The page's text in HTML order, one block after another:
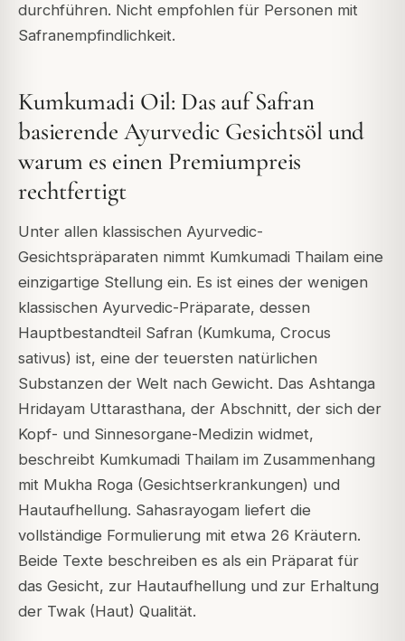
durchführen. Nicht empfohlen für Personen mit
Safranempfindlichkeit.
Kumkumadi Oil: Das auf Safran
basierende Ayurvedic Gesichtsöl und
warum es einen Premiumpreis
rechtfertigt
Unter allen klassischen Ayurvedic-
Gesichtspräparaten nimmt Kumkumadi Thailam eine
einzigartige Stellung ein. Es ist eines der wenigen
klassischen Ayurvedic-Präparate, dessen
Hauptbestandteil Safran (Kumkuma, Crocus
sativus) ist, eine der teuersten natürlichen
Substanzen der Welt nach Gewicht. Das Ashtanga
Hridayam Uttarasthana, der Abschnitt, der sich der
Kopf- und Sinnesorgane-Medizin widmet,
beschreibt Kumkumadi Thailam im Zusammenhang
mit Mukha Roga (Gesichtserkrankungen) und
Hautaufhellung. Sahasrayogam liefert die
vollständige Formulierung mit etwa 26 Kräutern.
Beide Texte beschreiben es als ein Präparat für
das Gesicht, zur Hautaufhellung und zur Erhaltung
der Twak (Haut) Qualität.